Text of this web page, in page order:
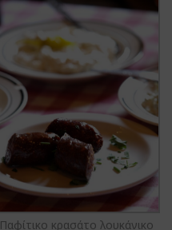
Παφίτικο κρασάτο λουκάνικο